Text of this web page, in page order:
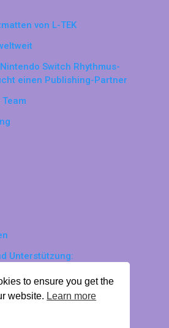
to ensure you get the
website. Learn more
von L-TEK
Switch Rhythmus-
einen Publishing-Partner
Unterstützung:
z o.o. Alle Rechte
Schutz persönlicher Daten